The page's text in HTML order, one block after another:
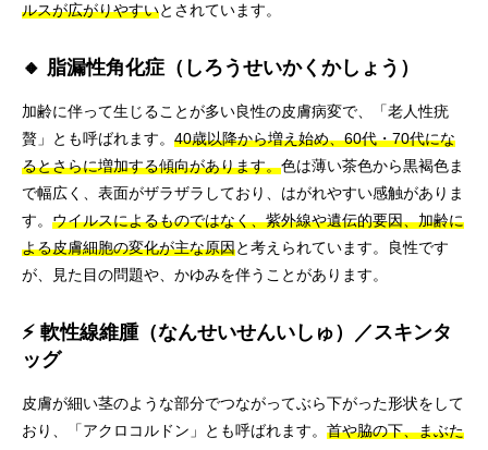
ルスが広がりやすいとされています。
🔸 脂漏性角化症（しろうせいかくかしょう）
加齢に伴って生じることが多い良性の皮膚病変で、「老人性疣
贅」とも呼ばれます。 40歳以降から増え始め、60代・70代にな
るとさらに増加する傾向があります。色は薄い茶色から黒褐色ま
で幅広く、表面がザラザラしており、はがれやすい感触がありま
す。 ウイルスによるものではなく、紫外線や遺伝的要因、加齢に
よる皮膚細胞の変化が主な原因と考えられています。良性です
が、見た目の問題や、かゆみを伴うことがあります。
⚡ 軟性線維腫（なんせいせんいしゅ）／スキンタ
ッグ
皮膚が細い茎のような部分でつながってぶら下がった形状をして
おり、「アクロコルドン」とも呼ばれます。 首や脇の下、まぶた